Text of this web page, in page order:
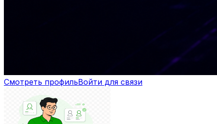
Смотреть профильВойти для связи